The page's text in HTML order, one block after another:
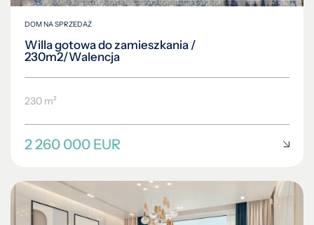
DOM NA SPRZEDAŻ
Willa gotowa do zamieszkania /
230m2/Walencja
230 m²
2 260 000 EUR